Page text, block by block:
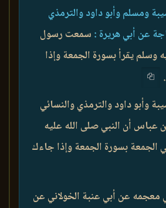
ومسلم وأبو داود والترمذي
عن أبي هريرة : سمعت رسول
وسلم يقرأ بسورة الجمعة وإذا
وأبو داود والترمذي والنسائي
عباس أن النبي صلى الله عليه
الجمعة بسورة الجمعة وإذا جاءك
معجمه عن أبي عنبة الخولاني عن